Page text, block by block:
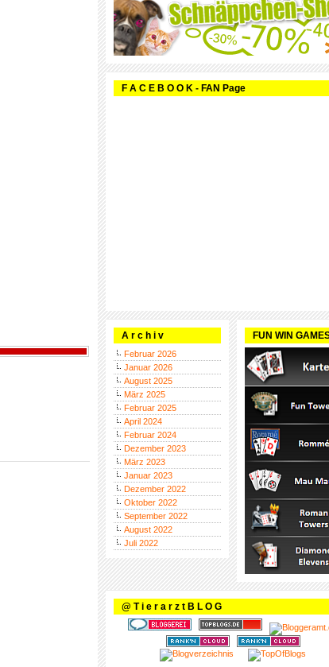
F A C E B O O K - FAN Page
A r c h i v
Februar 2026
Januar 2026
August 2025
März 2025
Februar 2025
April 2024
Februar 2024
Dezember 2023
März 2023
Januar 2023
Dezember 2022
Oktober 2022
September 2022
August 2022
Juli 2022
FUN WIN
@ T i e r a r z t B L O G